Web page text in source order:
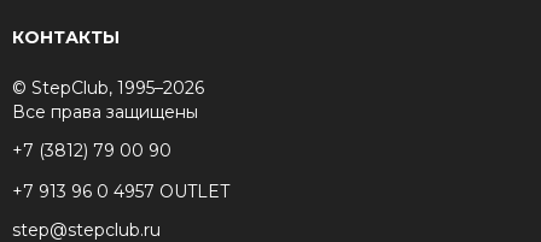
КОНТАКТЫ
© StepClub, 1995–2026
Все права защищены
+7 (3812) 79 00 90
+7 913 96 0 4957 OUTLET
step@stepclub.ru